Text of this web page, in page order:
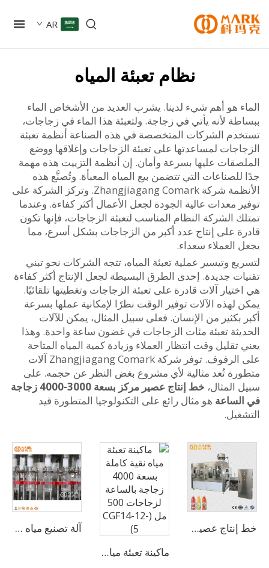
AR
نظام تعبئة المياه
هو أهم شيء لدينا. يشرب العديد من الأشخاص الماء
لأنه يأتي في زجاجة. ولتعبئة هذا الماء في زجاجات،
الشركات المتخصصة في هذه الصناعة أنظمة تعبئة
لمساعدتها على تعبئة الزجاجات وإغلاقها ووضع
عليها بسرعة وأمان. إن أنظمة التزييت هذه مهمة
التي تتضمن بيع المياه المعبأة. وتُصنَّع هذه
الأنظمة شركة Zhangjiagang Comark. وتركز الشركة على
معدات عالية الجودة لجعل الأعمال أكثر كفاءة. وعندما
الشركة النظام المناسب لتعبئة الزجاجات، فإنها تكون
على إنتاج عدد أكبر من الزجاجات بشكل أسرع، مما
العملاء سعداء.
وتيسير عملية تعبئة المياه، تتجه الشركات نحو تبني
جديدة. إحدى الطرق البسيطة لجعل الإنتاج أكثر كفاءة
آلات قادرة على تعبئة الزجاجات وتغطيتها تلقائيًا.
لهذه الآلات توفير الوقت نظرًا لإمكانية عملها بسرعة
بكثير من الإنسان. فعلى سبيل المثال، يمكن للآلات
تعبئة مئات الزجاجات في غضون ساعة واحدة. وهذا
وقت انتظار العملاء وزيادة كمية المياه المتاحة
على الرفوف. توفر شركة Zhangjiagang Comark آلات
تُعد مثالية لأي مشروع بغض النظر عن حجمه. على
المثال،
خط إنتاج عصير مركز بسعة 3000-4000 زجاجة
هو مثال رائع على التكنولوجيا المتطورة قيد
خط إنتاج عصير مركز بسعة 3000-4000 زجاجة في الساعة
ماكينة تعبئة مياه نقية كاملة بسعة 4000 زجاجة بالساعة لزجاجات 500 مل (CGF14-12-5)
آلة تصنيع مياه شرب معدنية في زجاجات